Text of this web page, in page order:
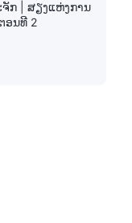
ງພຣະເຈົ້າ: ການ
ນ 404
ກ | ສຽງແຫ່ງການ
ອນທີ 2